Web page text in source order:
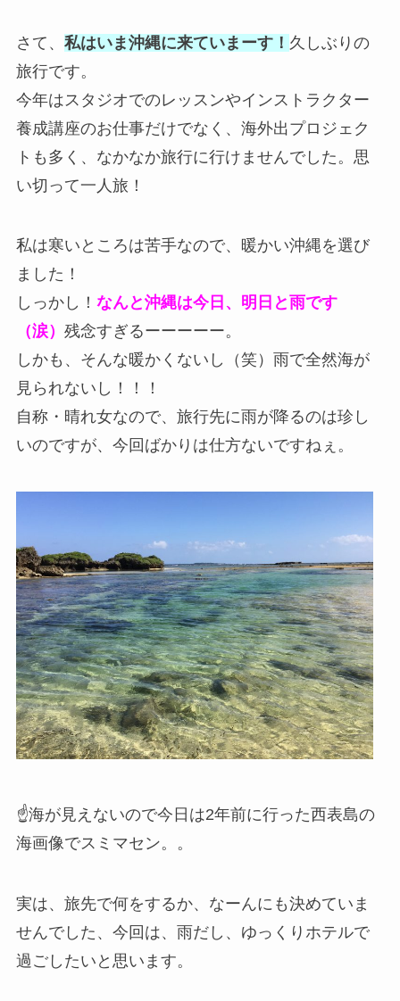
さて、 私はいま沖縄に来ていまーす！ 久しぶりの
旅行です。
今年はスタジオでのレッスンやインストラクター
養成講座のお仕事だけでなく、海外出プロジェク
トも多く、なかなか旅行に行けませんでした。思
い切って一人旅！
私は寒いところは苦手なので、暖かい沖縄を選び
ました！
しっかし！ なんと沖縄は今日、明日と雨です
（涙） 残念すぎるーーーーー。
しかも、そんな暖かくないし（笑）雨で全然海が
見られないし！！！
自称・晴れ女なので、旅行先に雨が降るのは珍し
いのですが、今回ばかりは仕方ないですねぇ。
☝海が見えないので今日は2年前に行った西表島の
海画像でスミマセン。。
実は、旅先で何をするか、なーんにも決めていま
せんでした、今回は、雨だし、ゆっくりホテルで
過ごしたいと思います。